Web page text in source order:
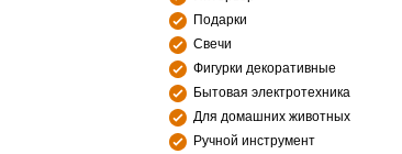
Подарки
Свечи
Фигурки декоративные
Бытовая электротехника
Для домашних животных
Ручной инструмент